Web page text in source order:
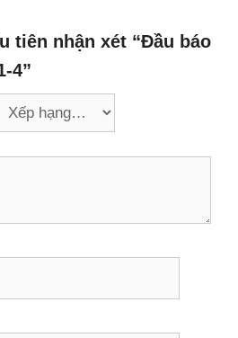
tiên nhận xét “Đầu báo
4”